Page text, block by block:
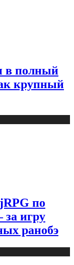
в полный
крупный
по
за игру
ранобэ